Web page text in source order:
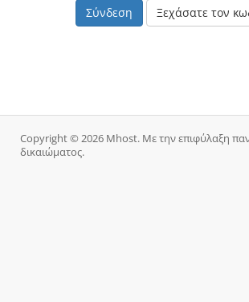
Ξεχάσατε τον
Copyright © 2026 Mhost. Με την επιφύλαξη
δικαιώματος.